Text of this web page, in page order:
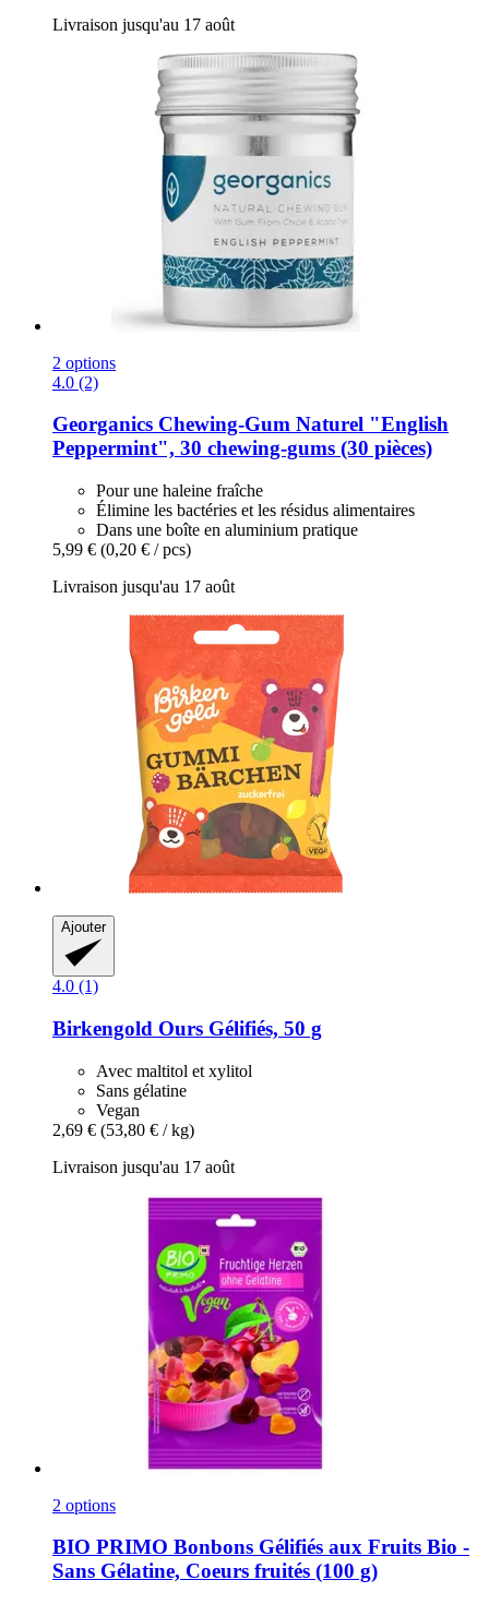
Livraison jusqu'au 17 août
2 options
4.0 (2)
Georganics Chewing-​Gum Naturel "English
Peppermint", 30 chewing-​gums (30 pièces)
Pour une haleine fraîche
Élimine les bactéries et les résidus alimentaires
Dans une boîte en aluminium pratique
5,99 € (0,20 € / pcs)
Livraison jusqu'au 17 août
Ajouter
4.0 (1)
Birkengold Ours Gélifiés, 50 g
Avec maltitol et xylitol
Sans gélatine
Vegan
2,69 € (53,80 € / kg)
Livraison jusqu'au 17 août
2 options
BIO PRIMO Bonbons Gélifiés aux Fruits Bio -​
Sans Gélatine, Coeurs fruités (100 g)